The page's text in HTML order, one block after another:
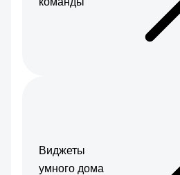
Виджеты
умного дома